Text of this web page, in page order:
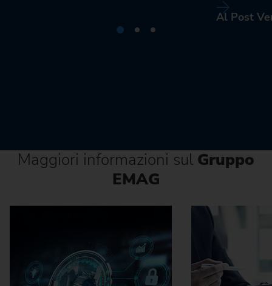
Al Post
Maggiori informazioni sul Gruppo
EMAG